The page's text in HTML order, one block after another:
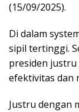
(15/09/2025).
Di dalam
sipil tertinggi.
presiden
efektivitas dan
Justru dengan